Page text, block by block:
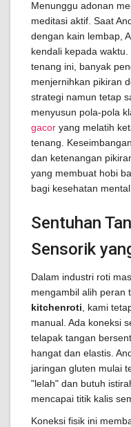
Menunggu adonan
meditasi aktif. Saat
dengan kain lembap,
kendali kepada
tenang ini, banyak
menjernihkan pikiran
strategi namun tetap
menyusun pola-pola
gacor yang melatih
tenang.
dan ketenangan
yang membuat hobi
bagi kesehatan mental.
Sentuhan
Sensorik
Dalam industri roti
mengambil alih peran
kitchenroti , kami
manual. Ada koneksi
telapak tangan
hangat dan elastis.
jaringan gluten mulai
"lelah" dan butuh
mencapai titik kalis
Koneksi fisik ini